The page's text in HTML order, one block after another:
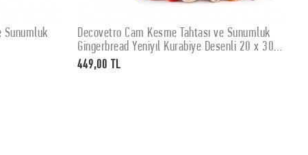
Sunumluk
SEPETE EKLE
Decovetro Cam Kesme Tahtası ve Sunumluk
Gingerbread Yeniyıl Kurabiye Desenli 20 x 30
cm
449,00 TL